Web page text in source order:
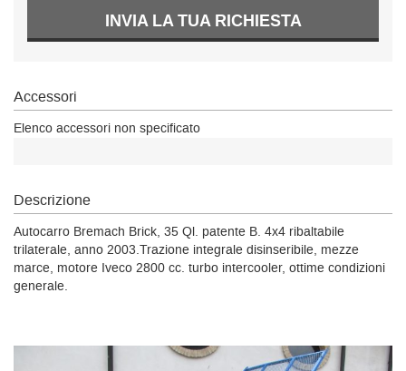
INVIA LA TUA RICHIESTA
Accessori
Elenco accessori non specificato
Descrizione
Autocarro Bremach Brick, 35 Ql. patente B. 4x4 ribaltabile
trilaterale, anno 2003.Trazione integrale disinseribile, mezze
marce, motore Iveco 2800 cc. turbo intercooler, ottime condizioni
generale.